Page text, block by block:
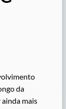
da
mais